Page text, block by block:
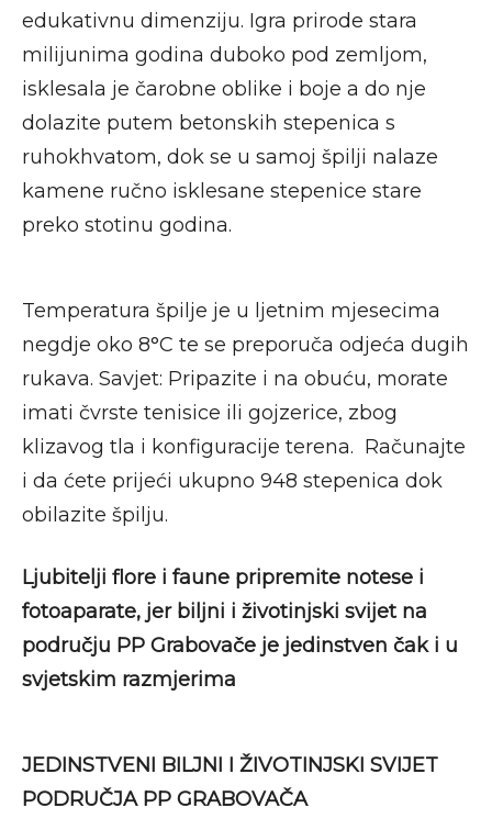
edukativnu dimenziju. Igra prirode stara
milijunima godina duboko pod zemljom,
isklesala je čarobne oblike i boje a do nje
dolazite putem betonskih stepenica s
ruhokhvatom, dok se u samoj špilji nalaze
kamene ručno isklesane stepenice stare
preko stotinu godina.
Temperatura špilje je u ljetnim mjesecima
negdje oko 8°C te se preporuča odjeća dugih
rukava. Savjet: Pripazite i na obuću, morate
imati čvrste tenisice ili gojzerice, zbog
klizavog tla i konfiguracije terena. Računajte
i da ćete prijeći ukupno 948 stepenica dok
obilazite špilju.
Ljubitelji flore i faune pripremite notese i
fotoaparate, jer biljni i životinjski svijet na
području PP Grabovače je jedinstven čak i u
svjetskim razmjerima
JEDINSTVENI BILJNI I ŽIVOTINJSKI SVIJET
PODRUČJA PP GRABOVAČA